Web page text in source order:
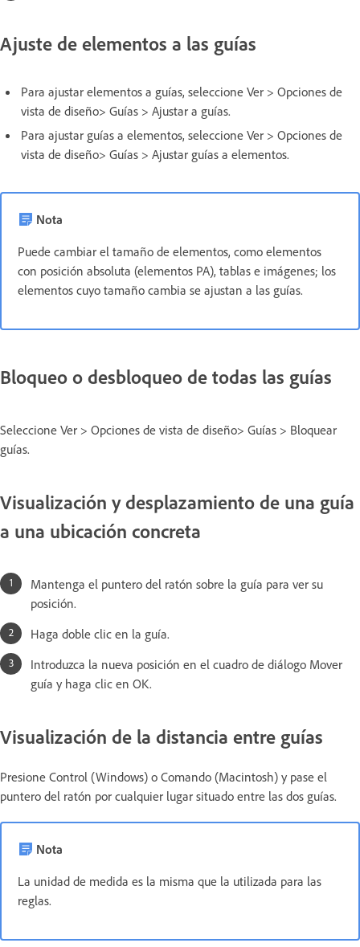
Ajuste de elementos a las guías
Para ajustar elementos a guías, seleccione Ver > Opciones de
vista de diseño> Guías > Ajustar a guías.
Para ajustar guías a elementos, seleccione Ver > Opciones de
vista de diseño> Guías > Ajustar guías a elementos.
Nota
Puede cambiar el tamaño de elementos, como elementos
con posición absoluta (elementos PA), tablas e imágenes; los
elementos cuyo tamaño cambia se ajustan a las guías.
Bloqueo o desbloqueo de todas las guías
Seleccione Ver > Opciones de vista de diseño> Guías > Bloquear
guías.
Visualización y desplazamiento de una guía
a una ubicación concreta
Mantenga el puntero del ratón sobre la guía para ver su
posición.
Haga doble clic en la guía.
Introduzca la nueva posición en el cuadro de diálogo Mover
guía y haga clic en OK.
Visualización de la distancia entre guías
Presione Control (Windows) o Comando (Macintosh) y pase el
puntero del ratón por cualquier lugar situado entre las dos guías.
Nota
La unidad de medida es la misma que la utilizada para las
reglas.